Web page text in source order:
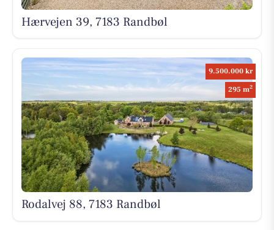
Hærvejen 39, 7183 Randbøl
9.500.000 kr
295 m2
Rodalvej 88, 7183 Randbøl